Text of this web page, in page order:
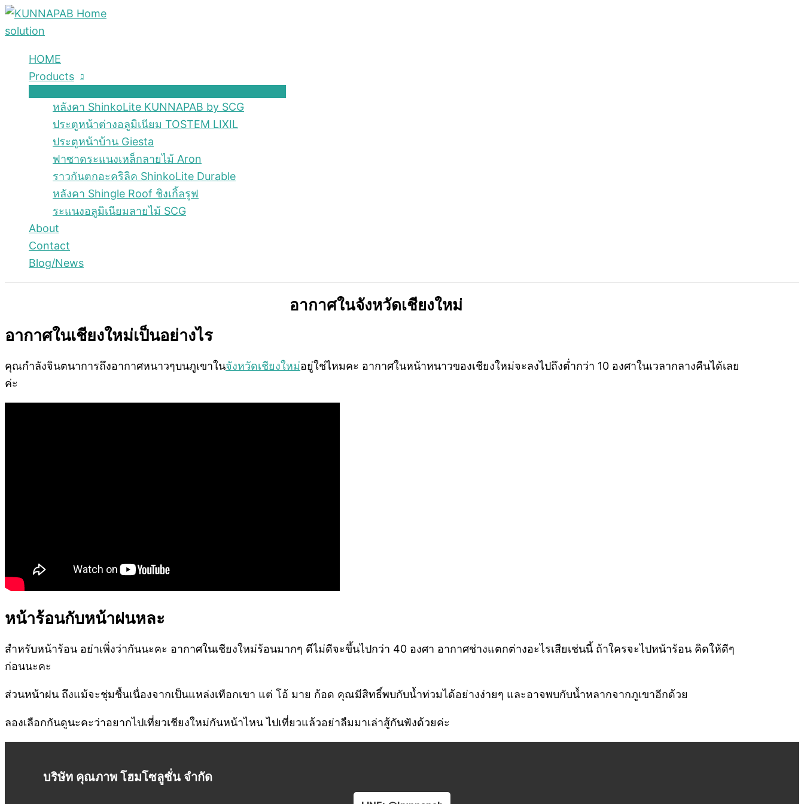
Skip
HOME
Products
หลังคา ShinkoLite KUNNAPAB by SCG
ประตูหน้าต่างอลูมิเนียม TOSTEM LIXIL
ประตูหน้าบ้าน Giesta
ฟาซาดระแนงเหล็กลายไม้ Aron
ราวกันตกอะคริลิค ShinkoLite Durable
หลังคา Shingle Roof ชิงเกิ้ลรูฟ
ระแนงอลูมิเนียมลายไม้ SCG
About
Contact
Blog/News
อากาศในจังหวัดเชียงใหม่
อากาศในเชียงใหม่เป็นอย่างไร
คุณกำลังจินตนาการถึงอากาศหนาวๆบนภูเขาในจังหวัดเชียงใหม่อยู่ใช่ไหมคะ อากาศในหน้าหนาวของเชียงใหม่จะลงไปถึงต่ำกว่า 10 องศาในเวลากลางคืนได้เลย
ค่ะ
หน้าร้อนกับหน้าฝนหละ
สำหรับหน้าร้อน อย่าเพิ่งว่ากันนะคะ อากาศในเชียงใหม่ร้อนมากๆ ดีไม่ดีจะขึ้นไปกว่า 40 องศา อากาศช่างแตกต่างอะไรเสียเช่นนี้ ถ้าใครจะไปหน้าร้อน คิดให้ดีๆ
ก่อนนะคะ
ส่วนหน้าฝน ถึงแม้จะชุ่มชื้นเนื่องจากเป็นแหล่งเทือกเขา แต่ โอ้ มาย ก้อด คุณมีสิทธิ์พบกับน้ำท่วมได้อย่างง่ายๆ และอาจพบกับน้ำหลากจากภูเขาอีกด้วย
ลองเลือกกันดูนะคะว่าอยากไปเที่ยวเชียงใหม่กันหน้าไหน ไปเที่ยวแล้วอย่าลืมมาเล่าสู้กันฟังด้วยค่ะ
บริษัท คุณภาพ โฮมโซลูชั่น จำกัด